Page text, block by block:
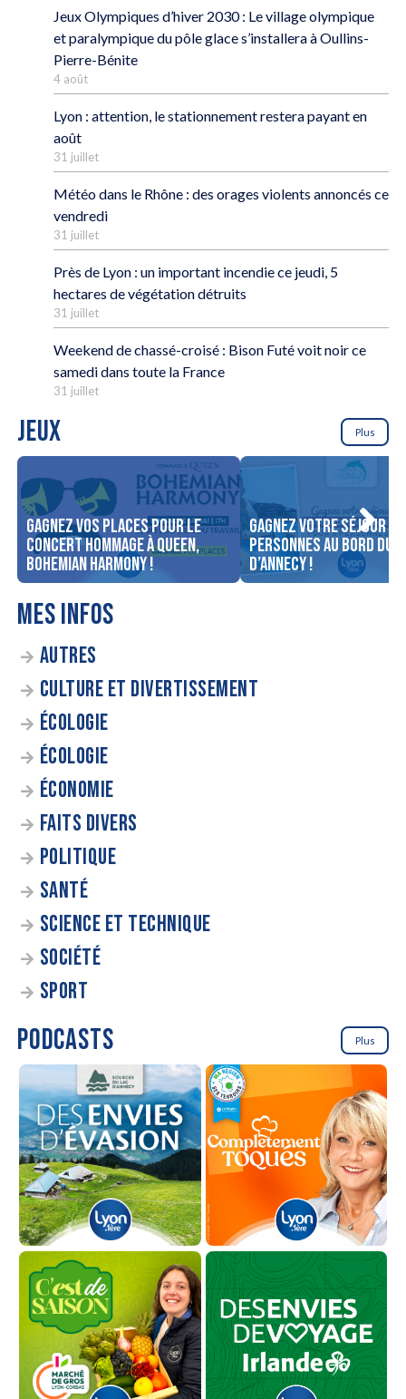
Jeux Olympiques d’hiver 2030 : Le village olympique
et paralympique du pôle glace s’installera à Oullins-
Pierre-Bénite
4 août
Lyon : attention, le stationnement restera payant en
août
31 juillet
Météo dans le Rhône : des orages violents annoncés ce
vendredi
31 juillet
Près de Lyon : un important incendie ce jeudi, 5
hectares de végétation détruits
31 juillet
Weekend de chassé-croisé : Bison Futé voit noir ce
samedi dans toute la France
31 juillet
JEUX Plus
Gagnez vos places pour le
concert Hommage à Queen,
Bohemian Harmony !
Gagnez votre séjour
personnes au bord du
d’Annecy !
MES INFOS
AUTRES
CULTURE ET DIVERTISSEMENT
ÉCOLOGIE
ÉCOLOGIE
ÉCONOMIE
FAITS DIVERS
POLITIQUE
SANTÉ
SCIENCE ET TECHNIQUE
SOCIÉTÉ
SPORT
PODCASTS Plus